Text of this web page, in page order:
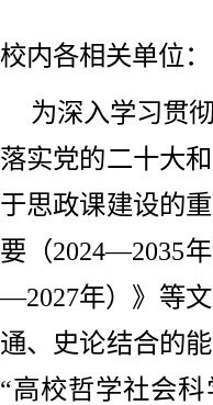
校内各相关单位：
为深入学习贯
落实党的二十大
于思政课建设的
要（2024—2035
—2027年）》等
通、史论结合的
“高校哲学社会